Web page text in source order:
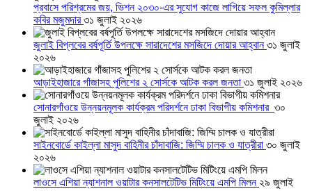
প্রবাসে পরিশ্রমের জয়, ভিশন ২০৩০-এর সুযোগ কাজে লাগিয়ে সফল কুমিল্লার
কবির মজুমদার৩১ জুলাই ২০২৬
জুলাই বিপ্লবের বর্ষপূর্তি উপলক্ষে সারাদেশের মসজিদে দোয়ার আহ্বান৩১ জুলাই
২০২৬
আড়াইহাজারে গাঁজাসহ পুলিশের ২ সোর্সকে আটক করল জনতা ৩১ জুলাই ২০২৬
সোনারগাঁওয়ে উন্নয়নমূলক কার্যক্রম পরিদর্শনে ঢাকা বিভাগীয় কমিশনার ৩০
জুলাই ২০২৬
সাইনবোর্ডে কাইল্লা মাসুদ বাহিনীর চাঁদাবাজি: জিম্মি চালক ও যাত্রীরা ৩০ জুলাই
২০২৬
লাওসে এশিয়া ন্যাশনাল ওয়াটার কনসালটেটিভ মিটিংয়ে এমপি মিলন ২৯ জুলাই